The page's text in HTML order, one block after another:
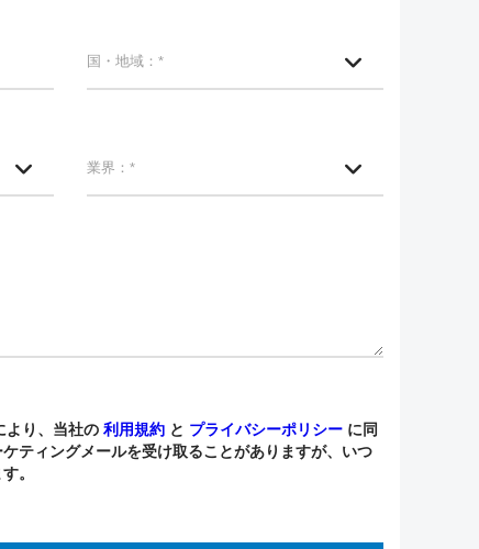
より、当社の 利用規約 と プライバシーポリシー に同
ティングメールを受け取ることがありますが、いつ
。